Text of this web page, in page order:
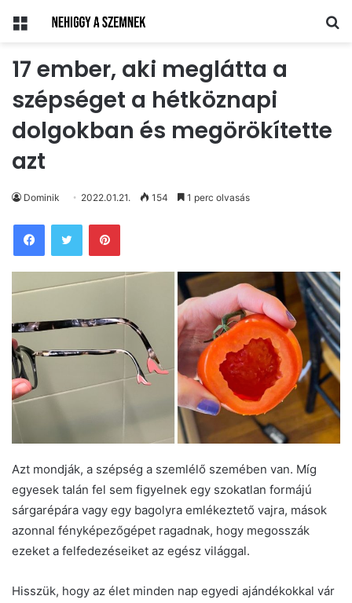
Menü
17 ember, aki meglátta a
szépséget a hétköznapi
dolgokban és megörökítette
azt
Dominik 2022.01.21. 154 1 perc olvasás
Pinterest
Azt mondják, a szépség a szemlélő szemében van. Míg
egyesek talán fel sem figyelnek egy szokatlan formájú
sárgarépára vagy egy bagolyra emlékeztető vajra, mások
azonnal fényképezőgépet ragadnak, hogy megosszák
ezeket a felfedezéseiket az egész világgal.
Hisszük, hogy az élet minden nap egyedi ajándékokkal vár